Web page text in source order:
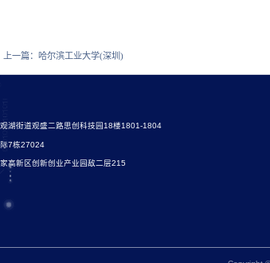
上一篇： 哈尔滨工业大学(深圳)
湖街道观盛二路思创科技园18楼1801-1804
7栋27024
高新区创新创业产业园敌二层215